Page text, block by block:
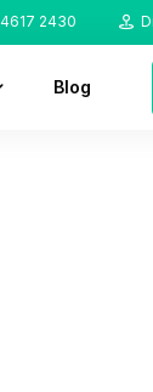
2430
Blog